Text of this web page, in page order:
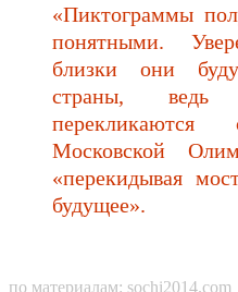
«Пиктограммы
понятными.
близки они
страны, ведь
перекликаются
Московской
«перекидывая
будущее».
по материалам: sochi2014.com